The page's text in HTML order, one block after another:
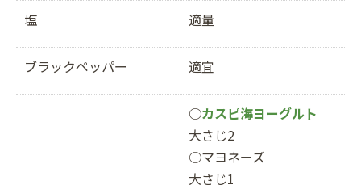
塩 適量
ブラックペッパー 適宜
○カスピ海ヨーグルト
大さじ2
○マヨネーズ
大さじ1